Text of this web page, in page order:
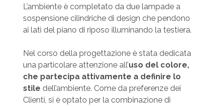
L’ambiente è completato da due lampade a
sospensione cilindriche di design che pendono
ai lati del piano di riposo illuminando la testiera.
Nel corso della progettazione è stata dedicata
una particolare attenzione all’uso del colore,
che partecipa attivamente a definire lo
stile dell’ambiente. Come da preferenze dei
Clienti, si è optato per la combinazione di